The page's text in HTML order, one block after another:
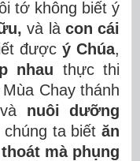
tớ không biết ý
và là con cái
được ý Chúa,
nhau thực thi
Chay thánh
nuôi dưỡng
ta biết ăn
mà phụng